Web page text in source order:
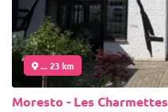
... 23 km
Moresto - Les Charmettes